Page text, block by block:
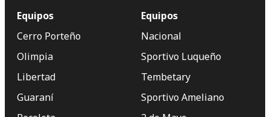
Equipos
Cerro Porteño
Olimpia
Libertad
Guaraní
Equipos
Nacional
Sportivo Luqueño
Tembetary
Sportivo Ameliano